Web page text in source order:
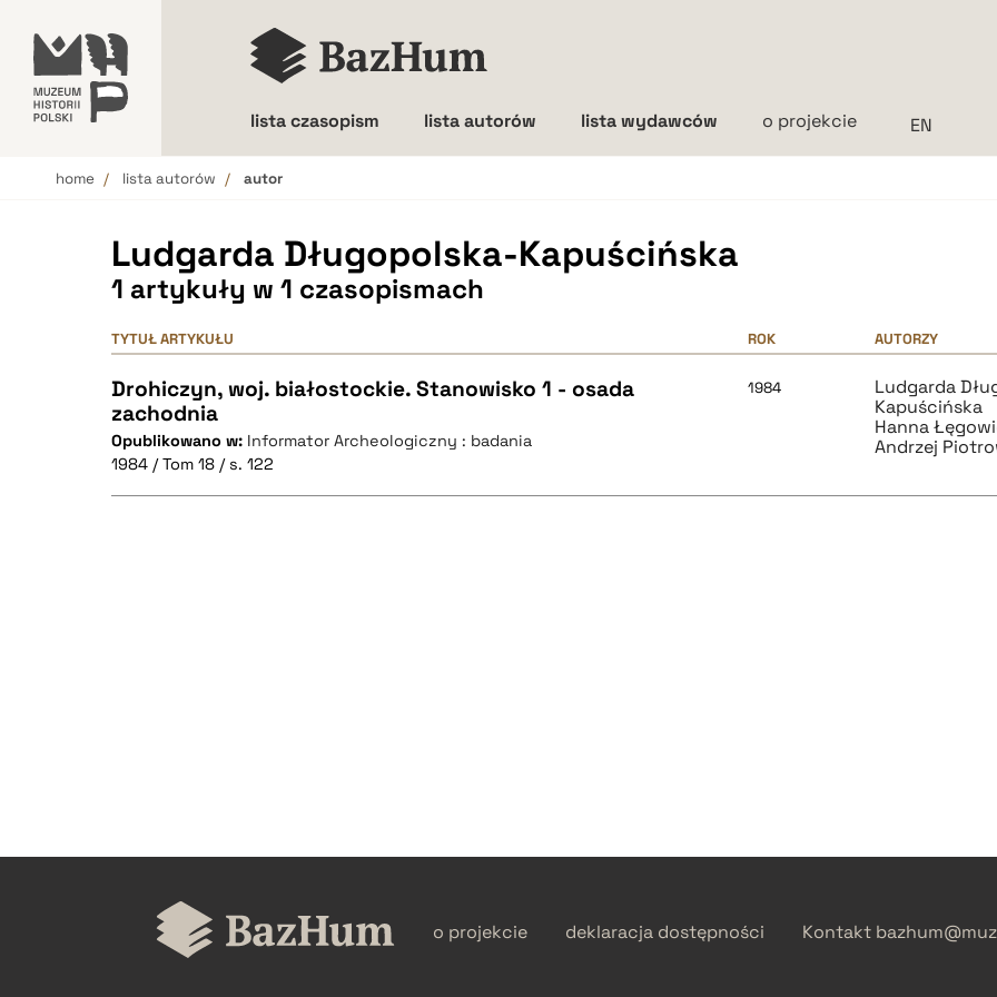
lista czasopism lista autorów lista wydawców o projekcie
home lista autorów autor
Ludgarda Długopolska-Kapuścińska
1 artykuły w 1 czasopismach
TYTUŁ ARTYKUŁU ROK AUTORZY
Drohiczyn, woj. białostockie. Stanowisko 1 - osada
zachodnia
Opublikowano w: Informator Archeologiczny : badania
1984 / Tom 18 / s. 122
1984
Ludgarda
Kapuścińska
Hanna
Andrzej
o projekcie deklaracja dostępności Kontakt